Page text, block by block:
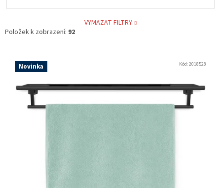
VYMAZAT FILTRY
Položek k zobrazení: 92
Novinka Kód:2018528